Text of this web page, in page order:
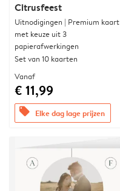
Citrusfeest
Uitnodigingen | Premium kaart
met keuze uit 3
papierafwerkingen
Set van 10 kaarten
Vanaf
€ 11,99
offers Elke dag lage prijzen